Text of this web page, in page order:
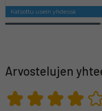
Katsottu usein yhdessä
Arvostelujen